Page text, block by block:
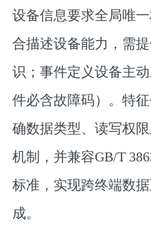
设备信息要求全局唯
合描述设备能力，需
识；事件定义设备主
件必含故障码）。特
确数据类型、读写权
机制，并兼容GB/T
标准，实现跨终端数
成。